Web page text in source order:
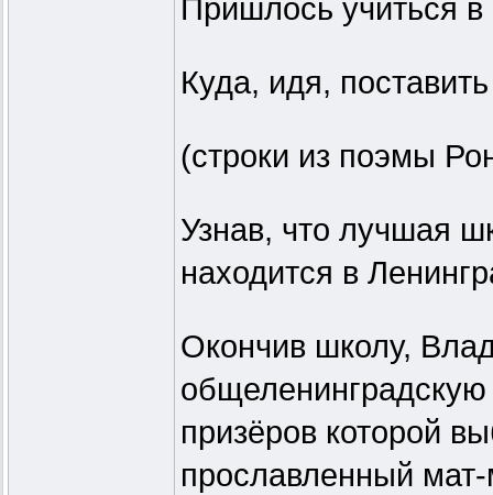
Пришлось учиться
Куда, идя, поставить
(строки из поэмы
Узнав, что лучшая
находится в
Окончив школу,
призёров которой
прославленный